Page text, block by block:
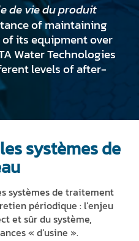
ES
de vie du produit
of maintaining
its equipment over
Water Technologies
levels of after-
systèmes de
systèmes de traitement
périodique : l’enjeu
et sûr du système,
« d’usine ».